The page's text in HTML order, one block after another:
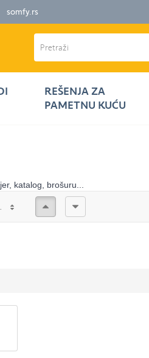
somfy.rs
REŠENJA ZA
PAMETNU KUĆU
katalog, brošuru...